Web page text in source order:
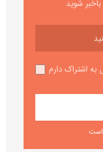
شوید
به اشتراک دارم
است